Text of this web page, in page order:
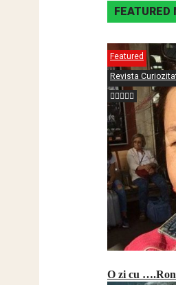
FEATURED
Featured
Revista
O zi cu